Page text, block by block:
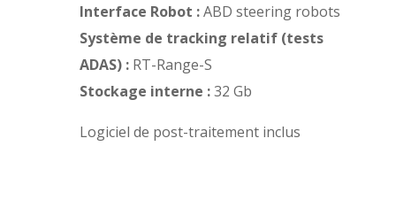
Interface Robot :ABD steering robots
Système de tracking relatif (tests
ADAS) : RT-Range-S
Stockage interne :32 Gb
Logiciel de post-traitement inclus